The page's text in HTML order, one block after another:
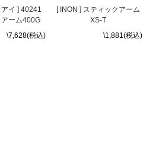
イ ] 40241
ーム400G
\7,628(税込)
[ INON ] スティックアーム
XS-T
\1,881(税込)